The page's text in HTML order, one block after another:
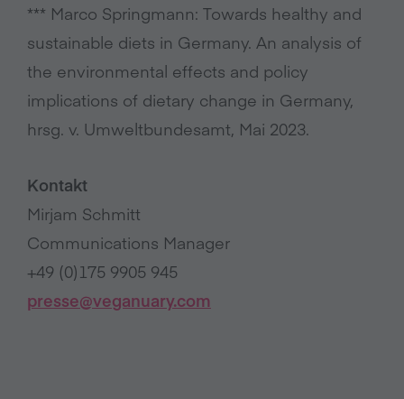
*** Marco Springmann: Towards healthy and
sustainable diets in Germany. An analysis of
the environmental effects and policy
implications of dietary change in Germany,
hrsg. v. Umweltbundesamt, Mai 2023.
Kontakt
Mirjam Schmitt
Communications Manager
+49 (0)175 9905 945
presse@veganuary.com